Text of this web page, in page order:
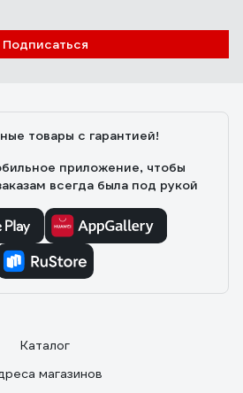
Подписаться
товары с гарантией!
приложение, чтобы
всегда была под рукой
Каталог
магазинов